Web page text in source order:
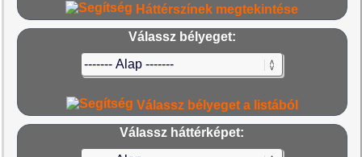
Háttérszínek megtekintése
Válassz bélyeget:
Válassz bélyeget a listából
Válassz háttérképet: